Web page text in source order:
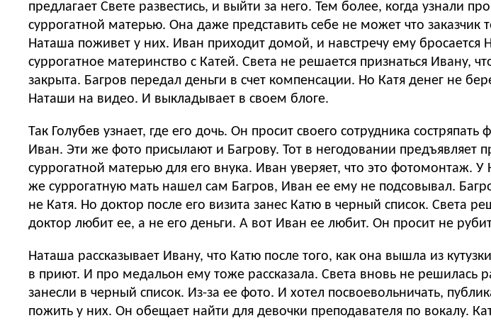
предлагает Свете развестись, и выйти за него. Тем более, когда узнали
суррогатной матерью. Она даже представить себе не может что заказчик
Наташа поживет у них. Иван приходит домой, и навстречу ему бросается
суррогатное материнство с Катей. Света не решается признаться Ивану, что беременна. Иван едет в больницу и сообщает Кате, что тема
закрыта. Багров передал деньги в счет компенсации. Но Катя денег не берет. Она
Наташи на видео. И выкладывает в своем блоге.
Так Голубев узнает, где его дочь. Он просит своего сотрудника
Иван. Эти же фото присылают и Багрову. Тот в негодовании предъявляет
суррогатной матерью для его внука. Иван уверяет, что это
же суррогатную мать нашел сам Багров, Иван ее ему не подсовывал.
не Катя. Но доктор после его визита занес Катю в черный список. Света решается и рассказывает родителям о ребенке. Отец не уверен, что
доктор любит ее, а не его деньги. А вот Иван ее любит. Он просит не
Наташа рассказывает Ивану, что Катю после того, как она вышла из
в приют. И про медальон ему тоже рассказала. Света вновь не решилась
занесли в черный список. Из-за ее фото. И хотел посвоевольничать,
пожить у них. Он обещает найти для девочки преподавателя по вокалу. Катя сама не